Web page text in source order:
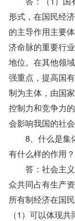
形式，在国民经
的主导作用主要
济命脉的重要行
地位。在其他领
强重点，提高国
制为主体，由国
控制力和竞争力
会影响我国的社会
8、什么是集
有什么样的作用？
答：社会主义
众共同占有生产
所有制经济在国
（1）可以体现